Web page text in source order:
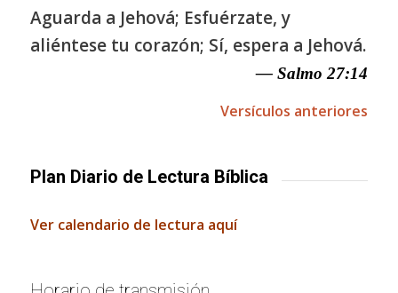
Aguarda a Jehová; Esfuérzate, y
aliéntese tu corazón; Sí, espera a Jehová.
— Salmo 27:14
Versículos anteriores
Plan Diario de Lectura Bíblica
Ver calendario de lectura aquí